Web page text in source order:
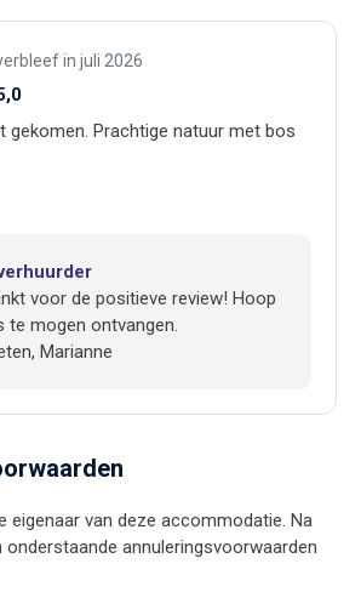
in juli 2026
gekomen. Prachtige natuur met bos
voor de positieve review! Hoop
te mogen ontvangen.
Marianne
eigenaar van deze accommodatie. Na
onderstaande annuleringsvoorwaarden